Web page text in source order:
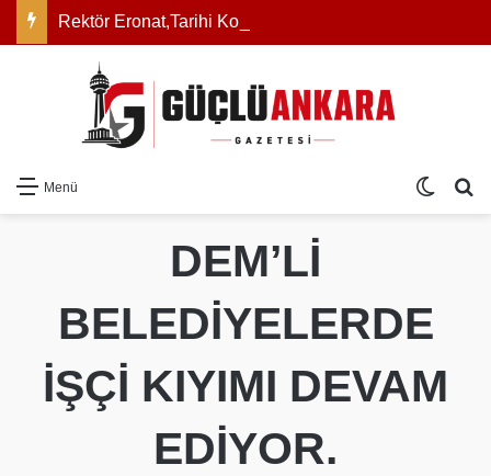
Menü Dış
DEM’Lİ
BELEDİYELERDE
İŞÇİ KIYIMI DEVAM
EDİYOR.